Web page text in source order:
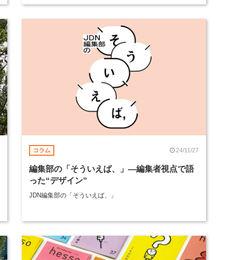
コラム 24/11/27
編集部の「そういえば、」―編集者視点で語
った“デザイン”
JDN編集部の「そういえば、」